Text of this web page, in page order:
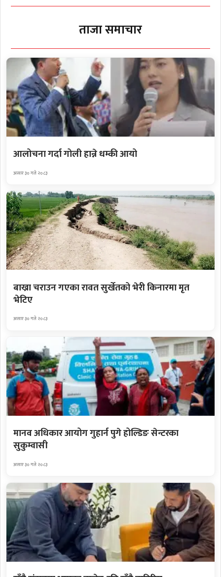
ताजा समाचार
आलोचना गर्दा गोली हान्ने धम्की आयो
असार ३० गते २०८३
बाख्रा चराउन गएका रावत सुर्खेतको भेरी किनारमा मृत
भेटिए
असार ३० गते २०८३
मानव अधिकार आयोग गुहार्न पुगे होल्डिङ सेन्टरका
सुकुम्वासी
असार ३० गते २०८३